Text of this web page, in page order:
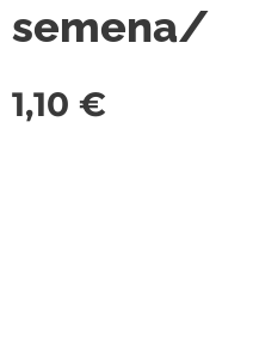
semena/
1,10 €